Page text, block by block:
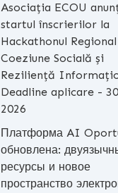
Asociația ECOU
startul înscrierilor la
Hackathonul
Coeziune Socială și
Reziliență
Deadline aplicare -
2026
Платформа AI
обновлена:
ресурсы и новое
пространство